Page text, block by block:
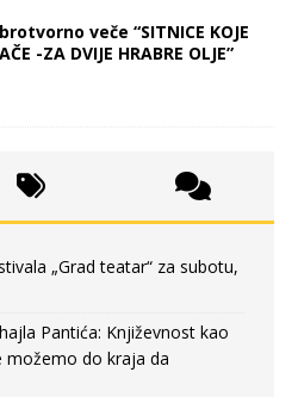
veče “SITNICE KOJE
-ZA DVIJE HRABRE OLJE”
„Grad teatar“ za subotu,
Pantića: Književnost kao
do kraja da